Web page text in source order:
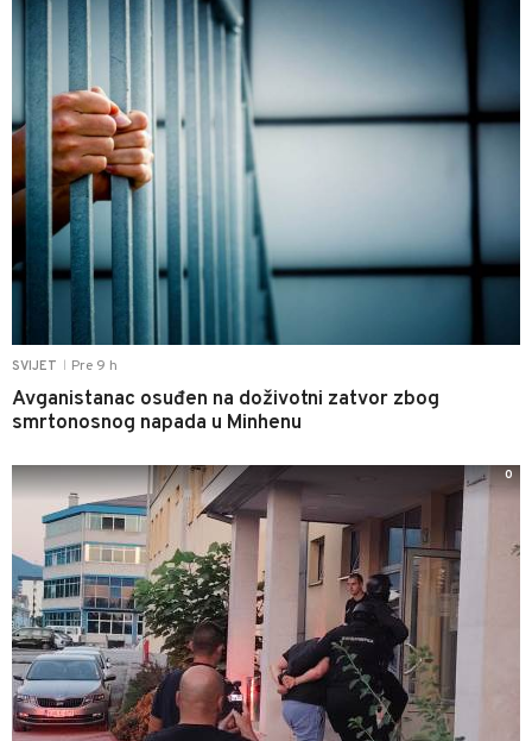
SVIJET Pre 9 h
Avganistanac osuđen na doživotni zatvor zbog
smrtonosnog napada u Minhenu
0